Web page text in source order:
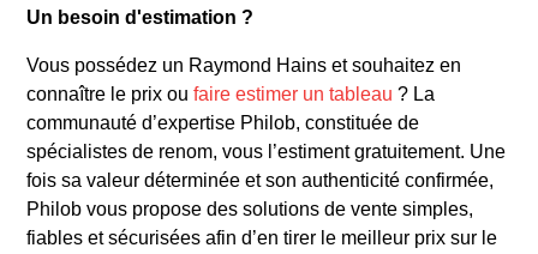
Un besoin d'estimation ?
Vous possédez un Raymond Hains et souhaitez en
connaître le prix oufaire estimer un tableau ? La
communauté d’expertise Philob, constituée de
spécialistes de renom, vous l’estiment gratuitement. Une
fois sa valeur déterminée et son authenticité confirmée,
Philob vous propose des solutions de vente simples,
fiables et sécurisées afin d’en tirer le meilleur prix sur le